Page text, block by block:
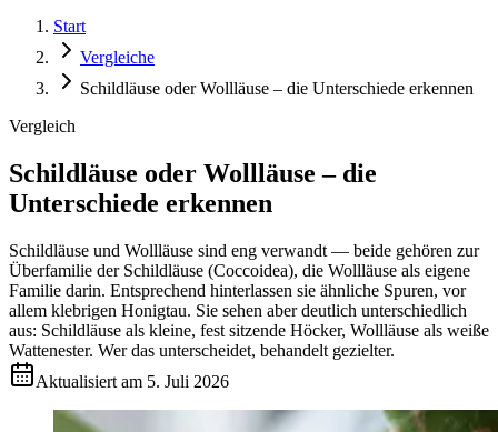
Start
Vergleiche
Schildläuse oder Wollläuse – die Unterschiede erkennen
Vergleich
Schildläuse oder Wollläuse – die
Unterschiede erkennen
Schildläuse und Wollläuse sind eng verwandt — beide gehören zur
Überfamilie der Schildläuse (Coccoidea), die Wollläuse als eigene
Familie darin. Entsprechend hinterlassen sie ähnliche Spuren, vor
allem klebrigen Honigtau. Sie sehen aber deutlich unterschiedlich
aus: Schildläuse als kleine, fest sitzende Höcker, Wollläuse als weiße
Wattenester. Wer das unterscheidet, behandelt gezielter.
Aktualisiert am 5. Juli 2026